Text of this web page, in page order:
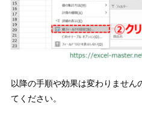
以降の手順や効果は変わりません
てください。